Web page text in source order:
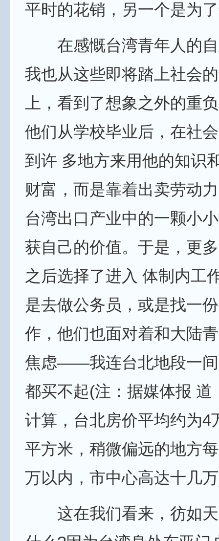
平时的花销，另一个是为了
在感慨台湾青年人的自
我也从这些即将踏上社会
上，看到了想象之外的重
他们从学校毕业后，在社
到许 多地方来用他的知识
财富，而是靠着出卖劳动
台湾出口产业中的一颗小
获自己的价值。于是，更
之后选择了进入 体制内工
是去做公务员，或是找一
作，他们也面对着和大陆
焦虑——我连台北地段一
都买不起(注：据媒体报 道
计算，台北房价平均约为4
平方米，稍微偏远的地方
万以内，市中心高达十几
这在我们看来，彷如天